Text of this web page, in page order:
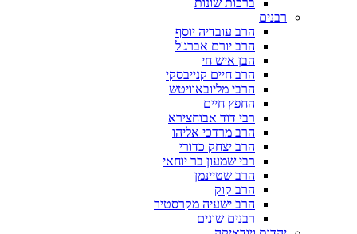
רבנים
הרב עובדיה יוסף
הרב יורם אברג'ל
הבן איש חי
הרב חיים קנייבסקי
הרבי מליובאוויטש
החפץ חיים
רבי דוד אבוחצירא
הרב מרדכי אליהו
הרב יצחק כדורי
רבי שמעון בר יוחאי
הרב שטיינמן
הרב קוק
הרב ישעיה מקרסטיר
רבנים שונים